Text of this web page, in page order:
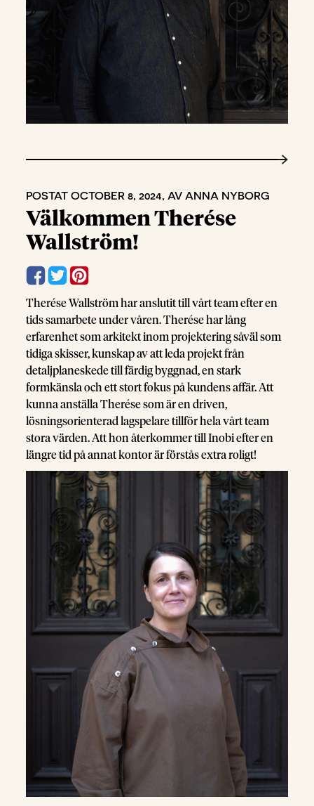
POSTAT OCTOBER 8, 2024, AV ANNA NYBORG
Välkommen Therése
Wallström!
Therése Wallström har anslutit till vårt team efter en
tids samarbete under våren. Therése har lång
erfarenhet som arkitekt inom projektering såväl som
tidiga skisser, kunskap av att leda projekt från
detaljplaneskede till färdig byggnad, en stark
formkänsla och ett stort fokus på kundens affär. Att
kunna anställa Therése som är en driven,
lösningsorienterad lagspelare tillför hela vårt team
stora värden. Att hon återkommer till Inobi efter en
längre tid på annat kontor är förstås extra roligt!